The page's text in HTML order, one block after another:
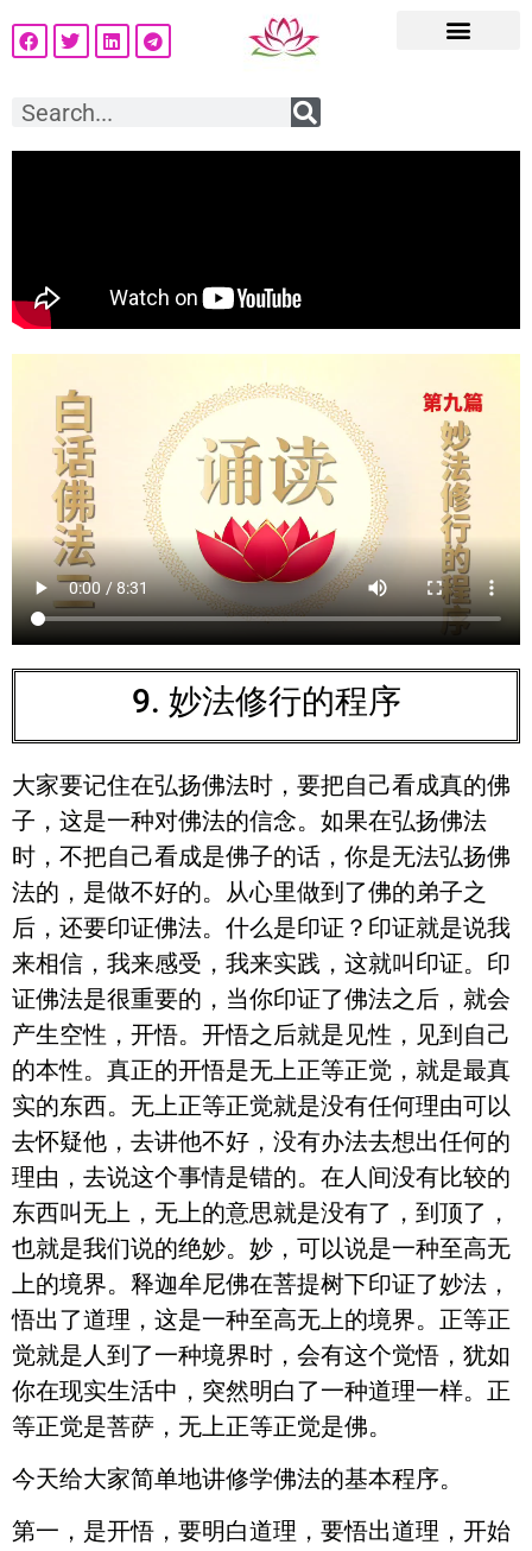
9. 妙法修行的程序
大家要记住在弘扬佛法时，要把自己看成真的佛
子，这是一种对佛法的信念。如果在弘扬佛法
时，不把自己看成是佛子的话，你是无法弘扬佛
法的，是做不好的。从心里做到了佛的弟子之
后，还要印证佛法。什么是印证？印证就是说我
来相信，我来感受，我来实践，这就叫印证。印
证佛法是很重要的，当你印证了佛法之后，就会
产生空性，开悟。开悟之后就是见性，见到自己
的本性。真正的开悟是无上正等正觉，就是最真
实的东西。无上正等正觉就是没有任何理由可以
去怀疑他，去讲他不好，没有办法去想出任何的
理由，去说这个事情是错的。在人间没有比较的
东西叫无上，无上的意思就是没有了，到顶了，
也就是我们说的绝妙。妙，可以说是一种至高无
上的境界。释迦牟尼佛在菩提树下印证了妙法，
悟出了道理，这是一种至高无上的境界。正等正
觉就是人到了一种境界时，会有这个觉悟，犹如
你在现实生活中，突然明白了一种道理一样。正
等正觉是菩萨，无上正等正觉是佛。
今天给大家简单地讲修学佛法的基本程序。
第一，是开悟，要明白道理，要悟出道理，开始